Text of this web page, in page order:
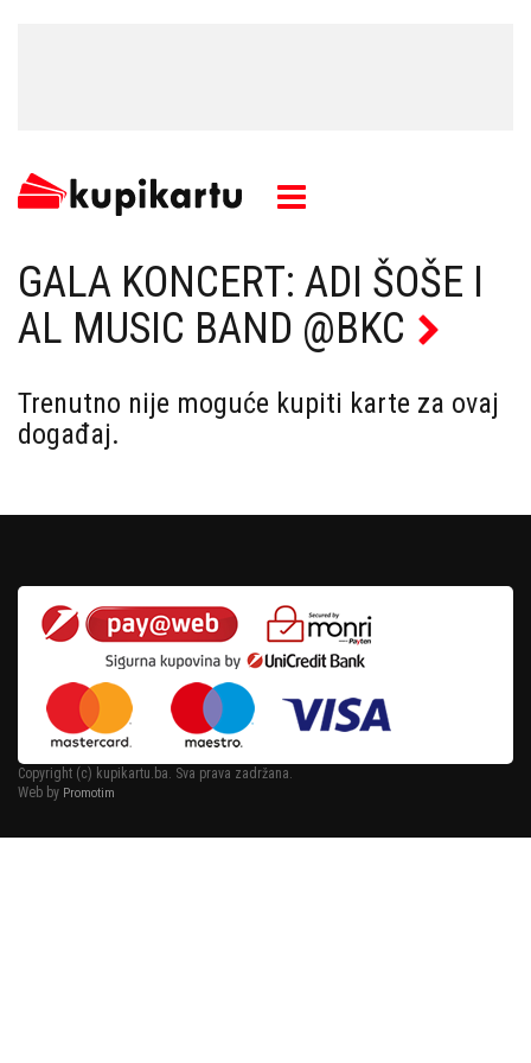
GALA KONCERT: ADI ŠOŠE I
AL MUSIC BAND @BKC
Trenutno nije moguće kupiti karte za ovaj
događaj.
Copyright (c) kupikartu.ba. Sva prava zadržana.
Web by Promotim